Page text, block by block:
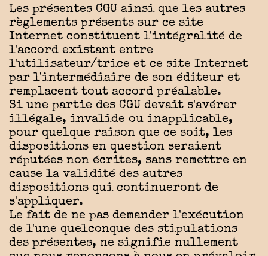
Les présentes CGU ainsi que les autres
règlements présents sur ce site
Internet constituent l'intégralité de
l'accord existant entre
l'utilisateur/trice et ce site Internet
par l'intermédiaire de son éditeur et
remplacent tout accord préalable.
Si une partie des CGU devait s'avérer
illégale, invalide ou inapplicable,
pour quelque raison que ce soit, les
dispositions en question seraient
réputées non écrites, sans remettre en
cause la validité des autres
dispositions qui continueront de
s'appliquer.
Le fait de ne pas demander l'exécution
de l'une quelconque des stipulations
des présentes, ne signifie nullement